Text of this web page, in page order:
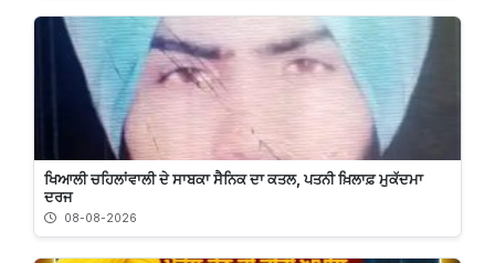
ਖਿਆਲੀ ਚਹਿਲਾਂਵਾਲੀ ਦੇ ਸਾਬਕਾ ਸੈਨਿਕ ਦਾ ਕਤਲ, ਪਤਨੀ ਖ਼ਿਲਾਫ਼ ਮੁਕੱਦਮਾ
ਦਰਜ
08-08-2026